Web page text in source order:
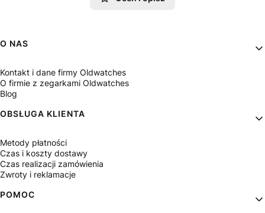
Linki w stopce
O NAS
Kontakt i dane firmy Oldwatches
O firmie z zegarkami Oldwatches
Blog
OBSŁUGA KLIENTA
Metody płatności
Czas i koszty dostawy
Czas realizacji zamówienia
Zwroty i reklamacje
POMOC